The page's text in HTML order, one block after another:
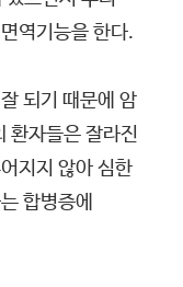
역기능을 한다.
되기 때문에 암
환자들은 잘라진
지지 않아 심한
합병증에